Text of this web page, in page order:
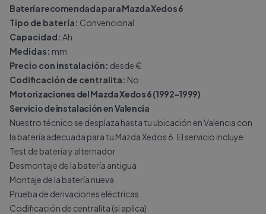
Batería recomendada para Mazda Xedos 6
Tipo de batería: Convencional
Capacidad: Ah
Medidas: mm
Precio con instalación: desde €
Codificación de centralita: No
Motorizaciones del Mazda Xedos 6 (1992-1999)
Servicio de instalación en Valencia
Nuestro técnico se desplaza hasta tu ubicación en Valencia con
la batería adecuada para tu Mazda Xedos 6. El servicio incluye:
Test de batería y alternador
Desmontaje de la batería antigua
Montaje de la batería nueva
Prueba de derivaciones eléctricas
Codificación de centralita (si aplica)